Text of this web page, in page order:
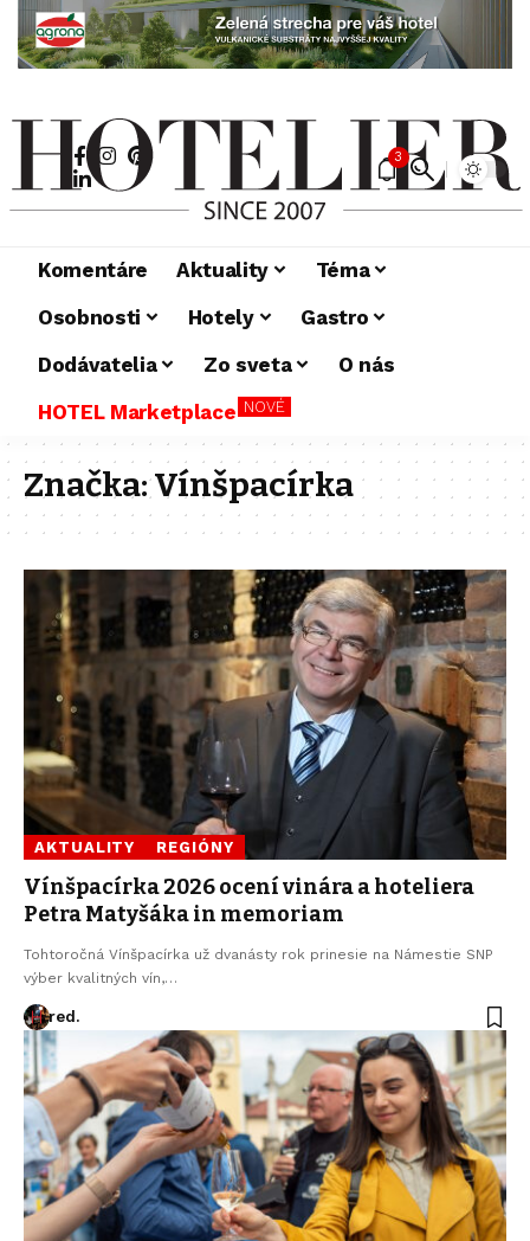
3
Komentáre Aktuality
Téma
Osobnosti
Hotely
Gastro
Dodávatelia
Zo sveta
O nás
HOTEL Marketplace NOVÉ
Značka:Vínšpacírka
AKTUALITY REGIÓNY
Vínšpacírka 2026 ocení vinára a hoteliera
Petra Matyšáka in memoriam
Tohtoročná Vínšpacírka už dvanásty rok prinesie na Námestie SNP
výber kvalitných vín,…
red.